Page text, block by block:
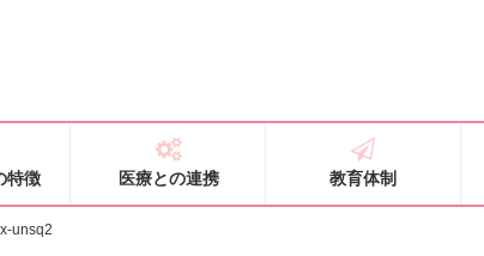
特徴 医療との連携 教育体制
unsq2